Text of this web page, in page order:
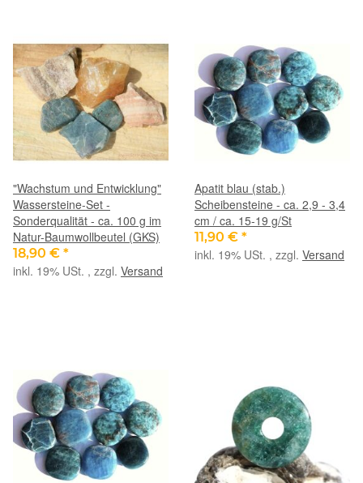
"Wachstum und Entwicklung"
Wassersteine-Set -
Sonderqualität - ca. 100 g im
Natur-Baumwollbeutel (GKS)
18,90 € *
inkl. 19% USt. , zzgl. Versand
Apatit blau (stab.)
Scheibensteine - ca. 2,9 - 3,4
cm / ca. 15-19 g/St
11,90 € *
inkl. 19% USt. , zzgl. Versand